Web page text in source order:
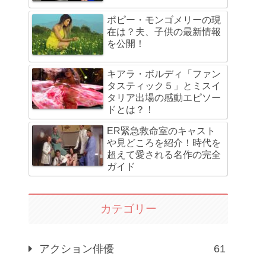
ポピー・モンゴメリーの現
在は？夫、子供の最新情報
を公開！
キアラ・ボルディ「ファン
タスティック５」とミスイ
タリア出場の感動エピソー
ドとは？！
ER緊急救命室のキャスト
や見どころを紹介！時代を
超えて愛される名作の完全
ガイド
カテゴリー
アクション俳優 61